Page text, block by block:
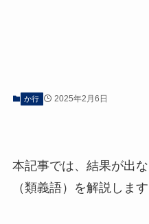
か行 2025年2月6日
本記事では、結果が出
（類義語）を解説します